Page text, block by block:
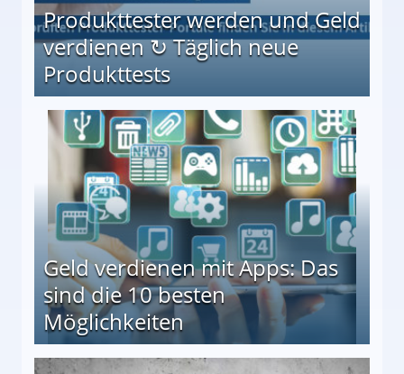
Produkttester werden und Geld
verdienen ↻ Täglich neue
Produkttests
↻ Täglich neue Produkttests
Geld verdienen mit Apps: Das
sind die 10 besten
Möglichkeiten
besten Möglichkeiten